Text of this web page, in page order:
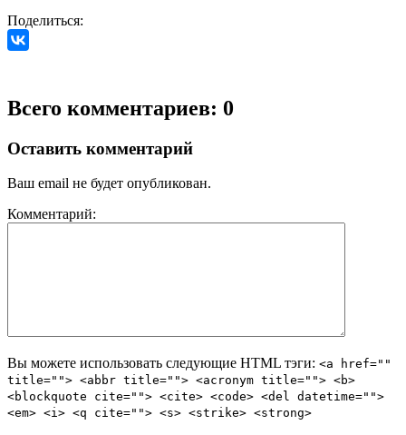
Поделиться:
Всего комментариев: 0
Оставить комментарий
Ваш email не будет опубликован.
Комментарий:
Вы можете использовать следующие HTML тэги: <a href=""
title=""> <abbr title=""> <acronym title=""> <b>
<blockquote cite=""> <cite> <code> <del datetime="">
<em> <i> <q cite=""> <s> <strike> <strong>